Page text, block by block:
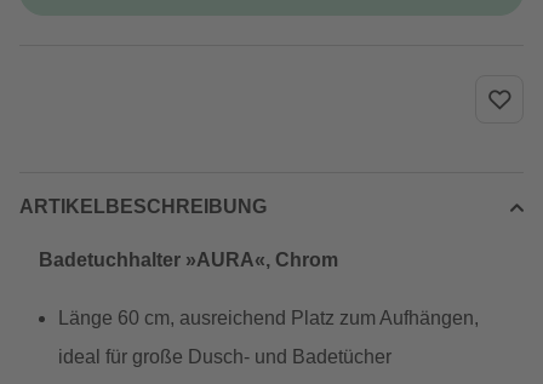
ARTIKELBESCHREIBUNG
Badetuchhalter »AURA«, Chrom
Länge 60 cm, ausreichend Platz zum Aufhängen,
ideal für große Dusch- und Badetücher